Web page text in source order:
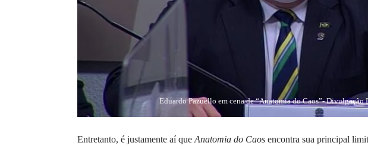
Eduardo Pazuello em cena de “Anatomia do Caos”- Divulgação
Entretanto, é justamente aí que Anatomia do Caos encontra sua principal